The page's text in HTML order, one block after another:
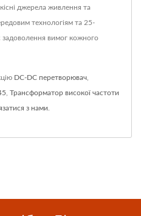
джерела живлення та
технологіям та 25-
задоволення вимог кожного
DC-DC перетворювач
Трансформатор високої частоти
з нами